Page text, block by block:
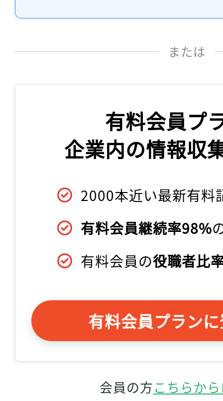
または
有料会員プ
企業内の情報収
2000本近い最新有料
有料会員継続率98%
有料会員の役職者比
有料会員プラン
会員の方こちらか